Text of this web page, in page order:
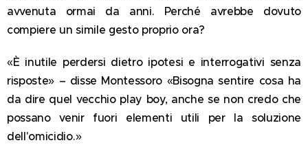
avvenuta ormai da anni. Perché avrebbe dovuto
compiere un simile gesto proprio ora?
«È inutile perdersi dietro ipotesi e interrogativi senza
risposte» – disse Montessoro «Bisogna sentire cosa ha
da dire quel vecchio play boy, anche se non credo che
possano venir fuori elementi utili per la soluzione
dell'omicidio.»